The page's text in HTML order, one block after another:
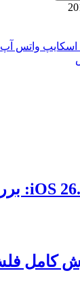
اسکایپ واتس آپ